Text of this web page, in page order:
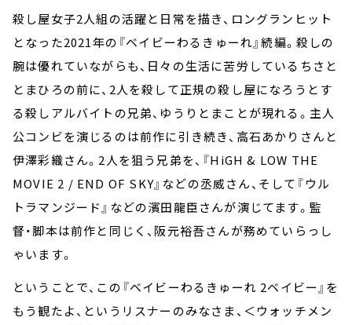
殺し屋女子2人組の活躍と日常を描き、ロングランヒット
となった2021年の『ベイビーわるきゅーれ』続編。殺しの
腕は優れていながらも、日々の生活に苦労しているちさと
とまひろの前に、2人を殺して正規の殺し屋になろうとす
る殺しアルバイトの兄弟、ゆうりとまことが現れる。主人
公コンビを演じるのは前作に引き続き、高石あかりさんと
伊澤彩織さん。2人を狙う兄弟を、『HiGH & LOW THE
MOVIE 2 / END OF SKY』などの丞威さん、そして『ウル
トラマンジード』などの濱田龍臣さんが演じてます。監
督・脚本は前作と同じく、阪元裕吾さんが務めていらっし
ゃいます。
ということで、この『ベイビーわるきゅーれ 2ベイビー』を
もう観たよ、というリスナーのみなさま、＜ウォッチメン